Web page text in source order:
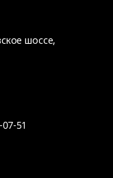
шоссе,
51